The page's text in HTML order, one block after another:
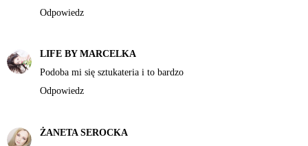
Odpowiedz
LIFE BY MARCELKA
Podoba mi się sztukateria i to bardzo
Odpowiedz
ŻANETA SEROCKA